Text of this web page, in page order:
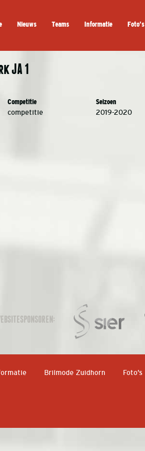
Nieuws Teams Informatie Foto’s
JA 1
Competitie Seizoen
competitie 2019-2020
Brilmode Zuidhorn Foto’s